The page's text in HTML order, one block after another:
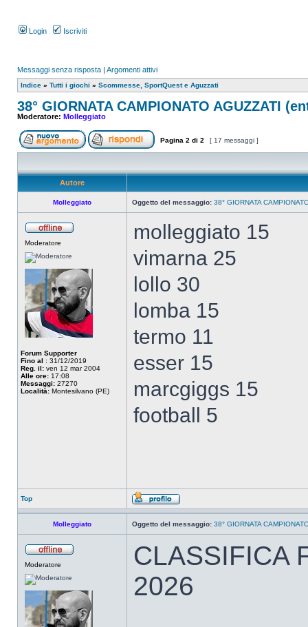
Login Iscriviti
Messaggi senza risposta | Argomenti attivi
Indice » Tutti i giochi » Scommesse, SportQuest e Aguzzati
38° GIORNATA CAMPIONATO AGUZZATI
Moderatore: Molleggiato
Pagina 2 di 2 [ 17 messaggi ]
Autore
Molleggiato Oggetto del messaggio: 38° GIORNATA
Moderatore
Forum Supporter
Fino al : 31/12/2019
Reg. il: ven 12 mar 2004
Alle ore: 17:08
Messaggi: 27270
Località: Montesilvano (PE)
molleggiato 15
vimarna 25
lollo 30
lomba 15
termo 11
esser 15
marcgiggs 15
football 5
Top
Molleggiato Oggetto del messaggio: 38° GIORNATA
Moderatore
CLASSIFICA
2026